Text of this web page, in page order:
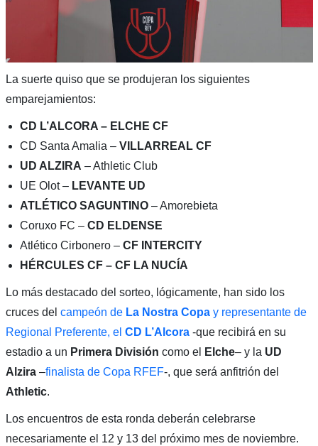
La suerte quiso que se produjeran los siguientes
emparejamientos:
CD L’ALCORA – ELCHE CF
CD Santa Amalia – VILLARREAL CF
UD ALZIRA – Athletic Club
UE Olot – LEVANTE UD
ATLÉTICO SAGUNTINO– Amorebieta
Coruxo FC – CD ELDENSE
Atlético Cirbonero – CF INTERCITY
HÉRCULES CF – CF LA NUCÍA
Lo más destacado del sorteo, lógicamente, han sido los
cruces del campeón de La Nostra Copay representante de
Regional Preferente, el CD L’Alcora-que recibirá en su
estadio a un Primera División como el Elche– y la UD
Alzira–finalista de Copa RFEF-, que será anfitrión del
Athletic.
Los encuentros de esta ronda deberán celebrarse
necesariamente el 12 y 13 del próximo mes de noviembre.